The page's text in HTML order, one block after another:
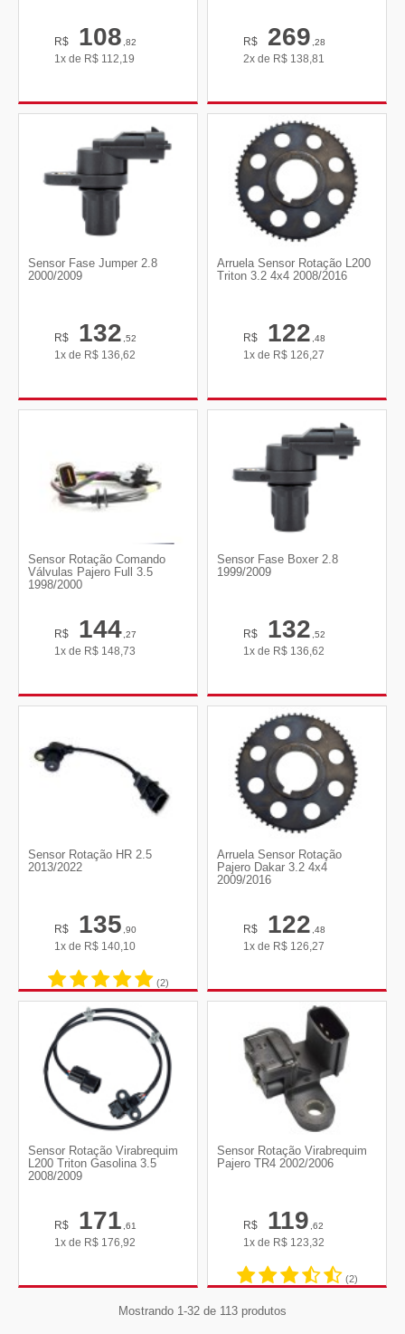
R$ 108,82
1x de R$ 112,19
R$ 269,28
2x de R$ 138,81
Sensor Fase Jumper 2.8
2000/2009
R$ 132,52
1x de R$ 136,62
Arruela Sensor Rotação L200
Triton 3.2 4x4 2008/2016
R$ 122,48
1x de R$ 126,27
Sensor Rotação Comando
Válvulas Pajero Full 3.5
1998/2000
R$ 144,27
1x de R$ 148,73
Sensor Fase Boxer 2.8
1999/2009
R$ 132,52
1x de R$ 136,62
Sensor Rotação HR 2.5
2013/2022
R$ 135,90
1x de R$ 140,10
(2)
Arruela Sensor Rotação
Pajero Dakar 3.2 4x4
2009/2016
R$ 122,48
1x de R$ 126,27
Sensor Rotação Virabrequim
L200 Triton Gasolina 3.5
2008/2009
R$ 171,61
1x de R$ 176,92
Sensor Rotação Virabrequim
Pajero TR4 2002/2006
R$ 119,62
1x de R$ 123,32
(2)
Mostrando 1-32 de 113 produtos